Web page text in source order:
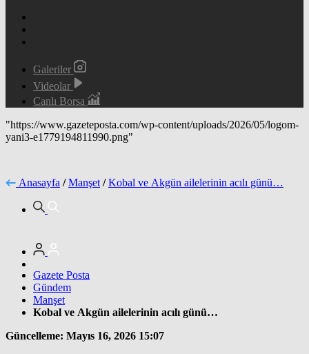
Galeriler
Videolar
Canlı Borsa
"https://www.gazeteposta.com/wp-content/uploads/2026/05/logom-
yani3-e1779194811990.png"
Anasayfa / Manşet / Kobal ve Akgün ailelerinin acılı günü…
Gazete Posta
Gündem
Manşet
Kobal ve Akgün ailelerinin acılı günü…
Güncelleme: Mayıs 16, 2026 15:07